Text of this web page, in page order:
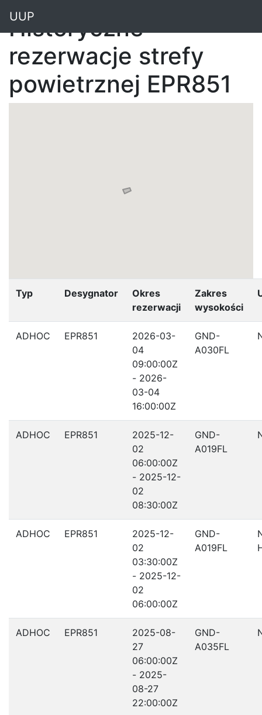
UUP
Historyczne
rezerwacje strefy
powietrznej EPR851
Typ Desygnator
Okres
rezerwacji
Zakres
wysokości
ADHOC EPR851
2026-03-
04
09:00:00Z
- 2026-
03-04
16:00:00Z
GND-
A030FL
ADHOC EPR851
2025-12-
02
06:00:00Z
- 2025-12-
02
08:30:00Z
GND-
A019FL
ADHOC EPR851
2025-12-
02
03:30:00Z
- 2025-12-
02
06:00:00Z
GND-
A019FL
ADHOC EPR851
2025-08-
27
06:00:00Z
- 2025-
08-27
22:00:00Z
GND-
A035FL